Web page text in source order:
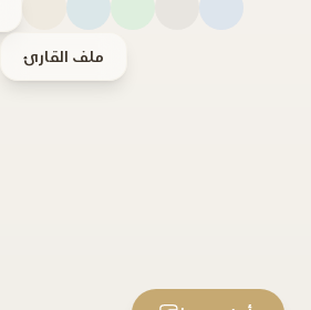
ملف القارئ